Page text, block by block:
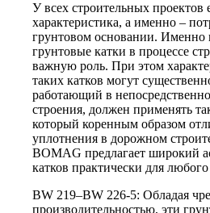
У всех строительных проектов
характеристика, а именно –
грунтовом основании. Именно
грунтовые катки в процессе
важную роль. При этом
таких катков могут
работающий в
строения, должен применять
который коренным образом
уплотнения в дорожном
BOMAG предлагает широкий
катков практически для
BW 219–BW 226-5: Обладая
производительностью, эти